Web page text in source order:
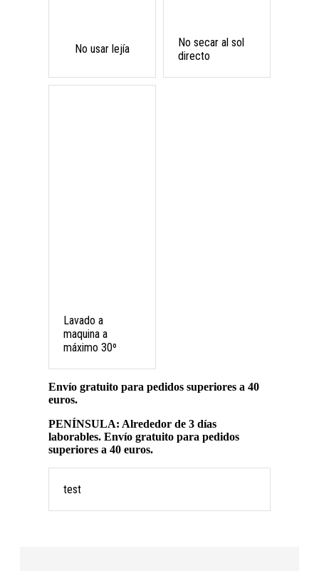
No usar lejía
No secar al sol
directo
Lavado a
maquina a
máximo 30º
Envío gratuito para pedidos superiores a 40
euros.
PENÍNSULA: Alrededor de 3 días
laborables. Envío gratuito para pedidos
superiores a 40 euros.
test